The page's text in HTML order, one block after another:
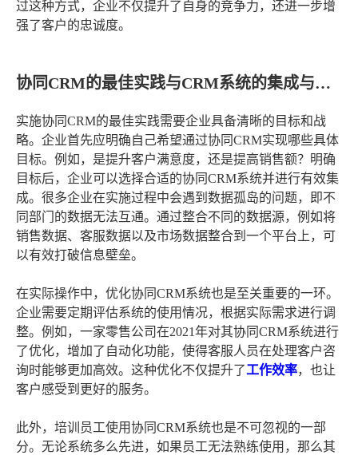
过这种方式，企业不仅提升了自身的竞争力，还进一步增
强了客户的忠诚度。
协同CRM的最佳实践与CRM系统的集成与优化
实施协同CRM的最佳实践需要企业具备清晰的目标和战
略。企业首先应明确自己希望通过协同CRM实现哪些具体
目标。例如，是提升客户满意度，还是提高销售额？明确
目标后，企业可以选择合适的协同CRM系统并进行有效集
成。很多企业在实施过程中会遇到数据孤岛的问题，即不
同部门的数据无法互通。通过整合不同的数据源，例如将
销售数据、客服数据以及市场数据整合到一个平台上，可
以有效打破信息壁垒。
在实际操作中，优化协同CRM系统也是至关重要的一环。
企业需要定期评估系统的使用情况，根据实际需求进行调
整。例如，一家零售公司在2021年对其协同CRM系统进行
了优化，增加了自动化功能，使得客服人员在处理客户咨
询时能够更加高效。这种优化不仅提升了工作效率，也让
客户感受到更好的服务。
此外，培训员工使用协同CRM系统也是不可忽视的一部
分。无论系统多么先进，如果员工无法熟练使用，那么其